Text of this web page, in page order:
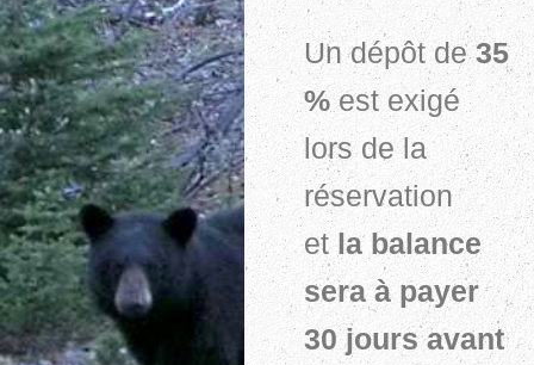
Un dépôt de35
% est exigé
lors de la
réservation
etla balance
sera à payer
30 jours avant